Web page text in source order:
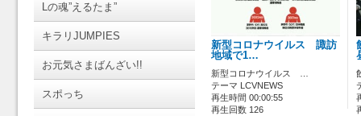
Lの魂”えるたま”
キラリJUMPIES
お元気さまばんざい!!
スポっち
新型コロナウイルス 諏訪
地域で1…
新型コロナウイルス …
テーマ LCVNEWS
再生時間 00:00:55
再生回数 126